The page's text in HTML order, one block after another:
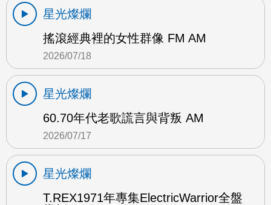
星光燦爛
搖滾經典裡的女性群像 FM AM
2026/07/18
星光燦爛
60.70年代老歌謊言與背叛 AM
2026/07/17
星光燦爛
T.REX1971年專集ElectricWarrior全盤